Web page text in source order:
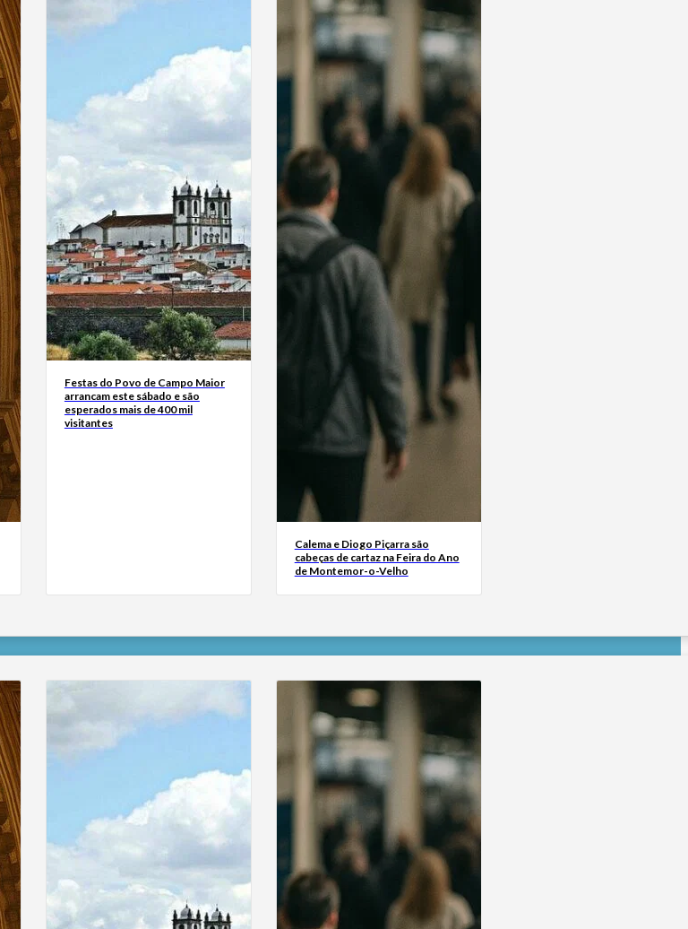
Festas do Povo de Campo Maior
arrancam este sábado e são
esperados mais de 400 mil
visitantes
Calema e Diogo Piçarra são
cabeças de cartaz na Feira do Ano
de Montemor-o-Velho